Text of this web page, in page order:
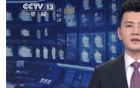
访谈 视频
法律 中央文件
食品 人居